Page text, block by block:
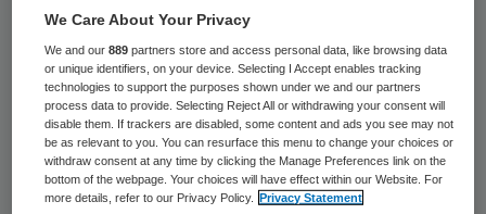
Faillissement had voorkomen kunnen
worden als de Nederlandse zorgautoriteit
financieel was bijgesprongen. Dat dat niet
gebeurd is, heeft volgens Laurey meer te
maken met de groeiende maatschappelijke
afkeer tegen mega-zorgconcerns, dan met
We Care About Your Privacy
We and our889 partners store and access personal data, like browsing data
or unique identifiers, on your device. Selecting I Accept enables tracking
technologies to support the purposes shown under we and our partners
process data to provide. Selecting Reject All or withdrawing your consent will
disable them. If trackers are disabled, some content and ads you see may not
be as relevant to you. You can resurface this menu to change your choices or
withdraw consent at any time by clicking the Manage Preferences link on the
bottom of the webpage. Your choices will have effect within our Website. For
more details, refer to our Privacy Policy.
Privacy Statement